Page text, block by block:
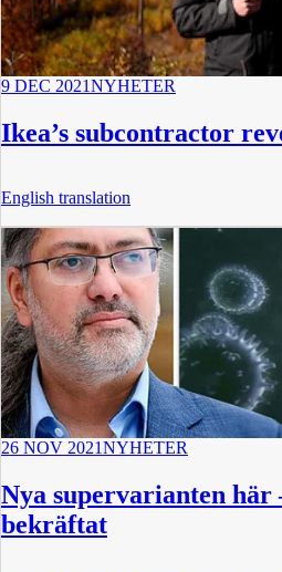
9 DEC 2021NYHETER
Ikea’s subcontractor
English translation
26 NOV 2021NYHETER
Nya supervarianten här
bekräftat